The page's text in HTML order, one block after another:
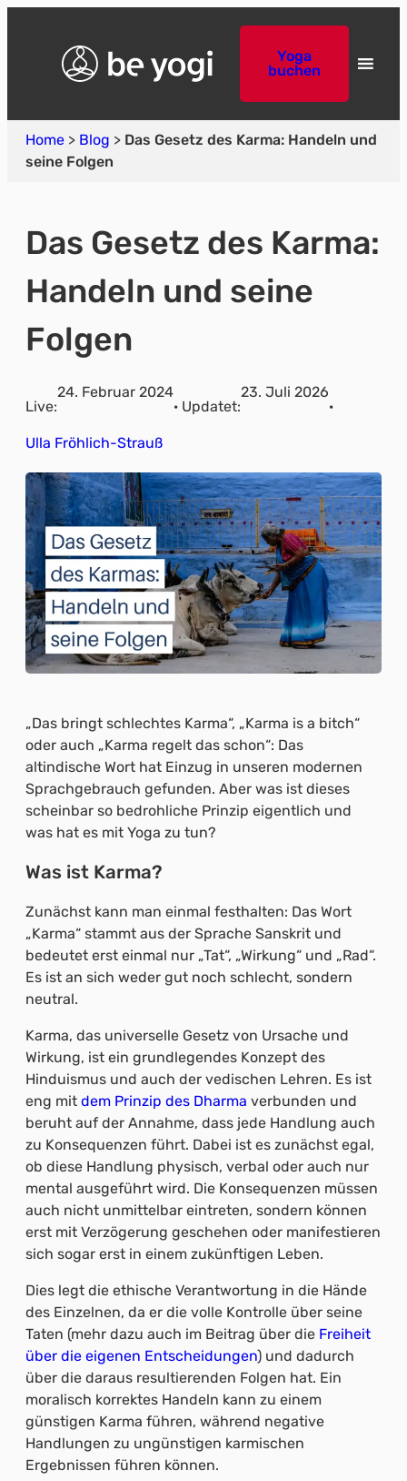
Yoga
buchen
Home > Blog > Das Gesetz des Karma: Handeln und
seine Folgen
Das Gesetz des Karma:
Handeln und seine
Folgen
Live:
24. Februar 2024
· Updatet:
23. Juli 2026
·
Ulla Fröhlich-Strauß
„Das bringt schlechtes Karma“, „Karma is a bitch“
oder auch „Karma regelt das schon“: Das
altindische Wort hat Einzug in unseren modernen
Sprachgebrauch gefunden. Aber was ist dieses
scheinbar so bedrohliche Prinzip eigentlich und
was hat es mit Yoga zu tun?
Was ist Karma?
Zunächst kann man einmal festhalten: Das Wort
„Karma“ stammt aus der Sprache Sanskrit und
bedeutet erst einmal nur „Tat“, „Wirkung“ und „Rad“.
Es ist an sich weder gut noch schlecht, sondern
neutral.
Karma, das universelle Gesetz von Ursache und
Wirkung, ist ein grundlegendes Konzept des
Hinduismus und auch der vedischen Lehren. Es ist
eng mit dem Prinzip des Dharma verbunden und
beruht auf der Annahme, dass jede Handlung auch
zu Konsequenzen führt. Dabei ist es zunächst egal,
ob diese Handlung physisch, verbal oder auch nur
mental ausgeführt wird. Die Konsequenzen müssen
auch nicht unmittelbar eintreten, sondern können
erst mit Verzögerung geschehen oder manifestieren
sich sogar erst in einem zukünftigen Leben.
Dies legt die ethische Verantwortung in die Hände
des Einzelnen, da er die volle Kontrolle über seine
Taten (mehr dazu auch im Beitrag über die Freiheit
über die eigenen Entscheidungen) und dadurch
über die daraus resultierenden Folgen hat. Ein
moralisch korrektes Handeln kann zu einem
günstigen Karma führen, während negative
Handlungen zu ungünstigen karmischen
Ergebnissen führen können.